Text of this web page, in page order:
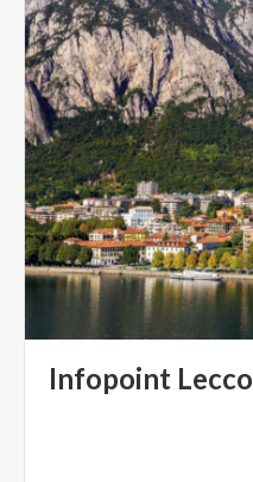
Infopoint Lecco